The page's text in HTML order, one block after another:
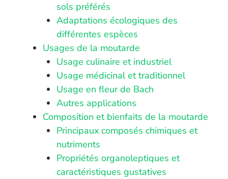
sols préférés
Adaptations écologiques des
différentes espèces
Usages de la moutarde
Usage culinaire et industriel
Usage médicinal et traditionnel
Usage en fleur de Bach
Autres applications
Composition et bienfaits de la moutarde
Principaux composés chimiques et
nutriments
Propriétés organoleptiques et
caractéristiques gustatives